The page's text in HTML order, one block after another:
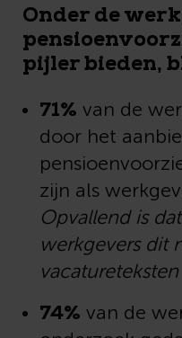
Onder de
pijler bieden,
71% van de
door het
zijn als
Opvallend is
werkgevers dit
74% van de